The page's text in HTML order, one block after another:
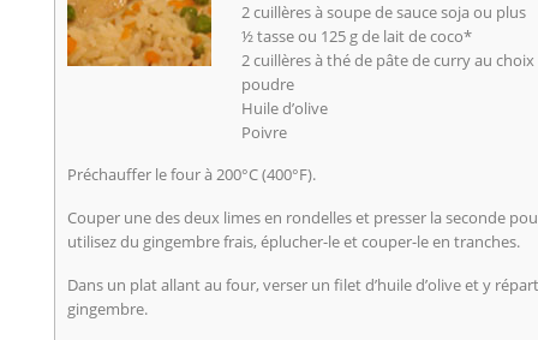
2 cuillères à soupe de sauce soja ou plus
½ tasse ou 125 g de lait de coco*
2 cuillères à thé de pâte de curry au
poudre
Huile d’olive
Poivre
Préchauffer le four à 200°C (400°F).
Couper une des deux limes en rondelles et presser la seconde
utilisez du gingembre frais, éplucher-le et couper-le en tranches.
Dans un plat allant au four, verser un filet d’huile d’olive et y
gingembre.